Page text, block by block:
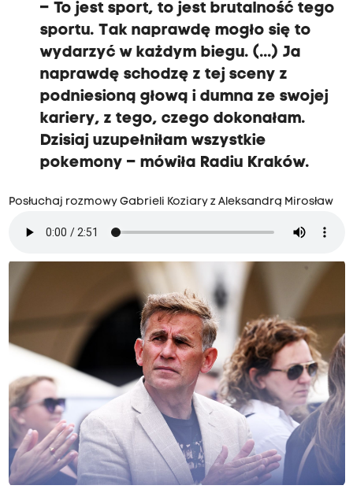
– To jest sport, to jest brutalność tego
sportu. Tak naprawdę mogło się to
wydarzyć w każdym biegu. (...) Ja
naprawdę schodzę z tej sceny z
podniesioną głową i dumna ze swojej
kariery, z tego, czego dokonałam.
Dzisiaj uzupełniłam wszystkie
pokemony – mówiła Radiu Kraków.
Posłuchaj rozmowy Gabrieli Koziary z Aleksandrą Mirosław